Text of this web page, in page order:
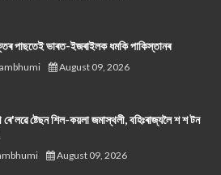
পাছতেই ভাৰত-ইজৰাইলক ধমকি পাকিস্তানৰ
August 09, 2026
ষ্টেছন শিল-কয়লা জমাস্থলী, বহিঃৰাজ্যলৈ শ শ টন
August 09, 2026